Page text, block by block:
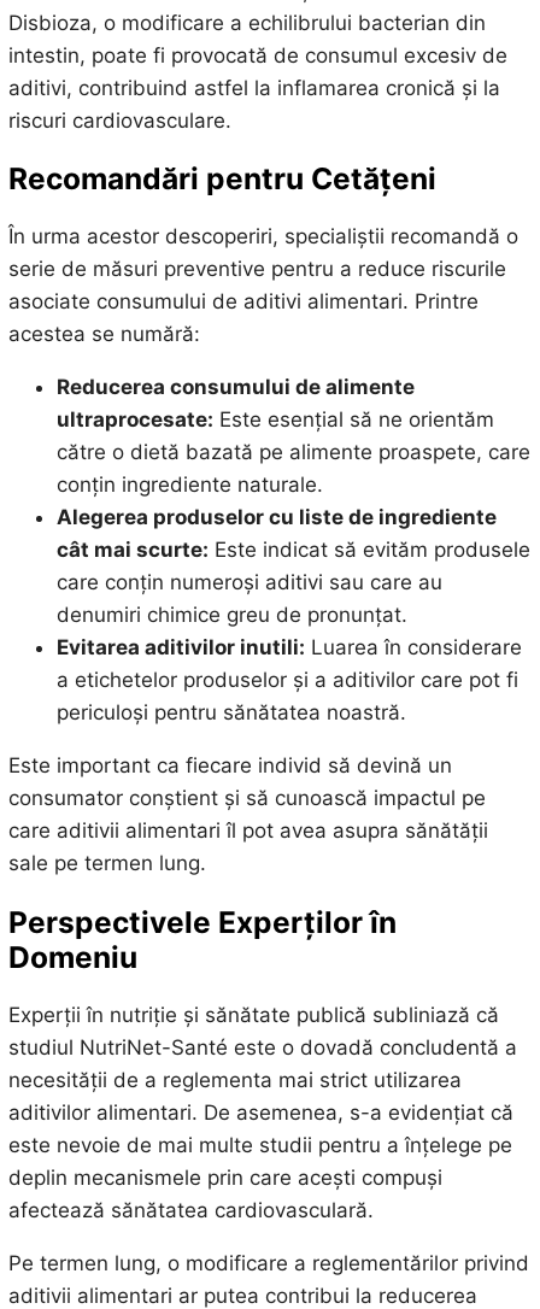
Disbioza, o modificare a echilibrului bacterian din
intestin, poate fi provocată de consumul excesiv de
aditivi, contribuind astfel la inflamarea cronică și la
riscuri cardiovasculare.
Recomandări pentru Cetățeni
În urma acestor descoperiri, specialiștii recomandă o
serie de măsuri preventive pentru a reduce riscurile
asociate consumului de aditivi alimentari. Printre
acestea se numără:
Reducerea consumului de alimente
ultraprocesate: Este esențial să ne orientăm
către o dietă bazată pe alimente proaspete, care
conțin ingrediente naturale.
Alegerea produselor cu liste de ingrediente
cât mai scurte: Este indicat să evităm produsele
care conțin numeroși aditivi sau care au
denumiri chimice greu de pronunțat.
Evitarea aditivilor inutili: Luarea în considerare
a etichetelor produselor și a aditivilor care pot fi
periculoși pentru sănătatea noastră.
Este important ca fiecare individ să devină un
consumator conștient și să cunoască impactul pe
care aditivii alimentari îl pot avea asupra sănătății
sale pe termen lung.
Perspectivele Experților în
Domeniu
Experții în nutriție și sănătate publică subliniază că
studiul NutriNet-Santé este o dovadă concludentă a
necesității de a reglementa mai strict utilizarea
aditivilor alimentari. De asemenea, s-a evidențiat că
este nevoie de mai multe studii pentru a înțelege pe
deplin mecanismele prin care acești compuși
afectează sănătatea cardiovasculară.
Pe termen lung, o modificare a reglementărilor privind
aditivii alimentari ar putea contribui la reducerea